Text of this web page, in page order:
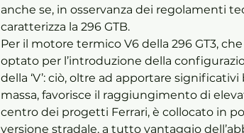
anche se, in osservanza dei regolamenti
caratterizza la 296 GTB.
Per il motore termico V6 della 296 GT3,
optato per l’introduzione della
della ‘V’: ciò, oltre ad apportare
massa, favorisce il raggiungimento di
centro dei progetti Ferrari, è collocato in
versione stradale, a tutto vantaggio